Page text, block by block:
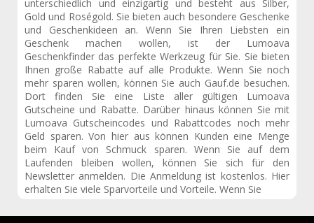
unterschiedlich und einzigartig und besteht aus Silber,
Gold und Roségold. Sie bieten auch besondere Geschenke
und Geschenkideen an. Wenn Sie Ihren Liebsten ein
Geschenk machen wollen, ist der Lumoava
Geschenkfinder das perfekte Werkzeug für Sie. Sie bieten
Ihnen große Rabatte auf alle Produkte. Wenn Sie noch
mehr sparen wollen, können Sie auch Gauf.de besuchen.
Dort finden Sie eine Liste aller gültigen Lumoava
Gutscheine und Rabatte. Darüber hinaus können Sie mit
Lumoava Gutscheincodes und Rabattcodes noch mehr
Geld sparen. Von hier aus können Kunden eine Menge
beim Kauf von Schmuck sparen. Wenn Sie auf dem
Laufenden bleiben wollen, können Sie sich für den
Newsletter anmelden. Die Anmeldung ist kostenlos. Hier
erhalten Sie viele Sparvorteile und Vorteile. Wenn Sie